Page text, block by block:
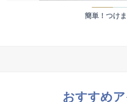
簡単！つけ
おすすめ